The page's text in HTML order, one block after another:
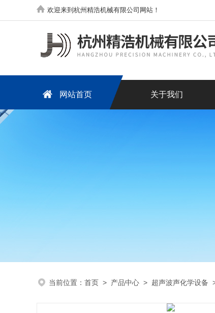
欢迎来到杭州精浩机械有限公司网站！
网站首页 关于我们
当前位置： 首页 > 产品中心 > 超声波声化学设备